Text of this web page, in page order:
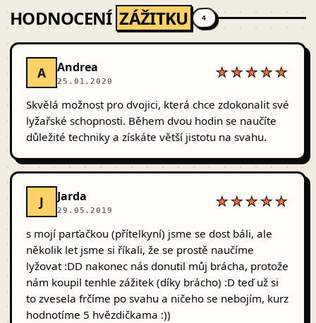
HODNOCENÍ ZÁŽITKU 4
A Andrea
25.01.2020
★★★★★
Skvělá možnost pro dvojici, která chce zdokonalit své
lyžařské schopnosti. Během dvou hodin se naučíte
důležité techniky a získáte větší jistotu na svahu.
J Jarda
29.05.2019
★★★★★
s mojí parťačkou (přítelkyní) jsme se dost báli, ale
několik let jsme si říkali, že se prostě naučíme
lyžovat :DD nakonec nás donutil můj brácha, protože
nám koupil tenhle zážitek (díky brácho) :D teď už si
to zvesela frčíme po svahu a ničeho se nebojím, kurz
hodnotíme 5 hvězdičkama :))